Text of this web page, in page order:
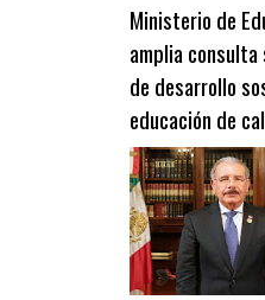
Ministerio de
amplia
de desarrollo
educación de